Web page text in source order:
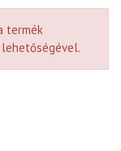
termék